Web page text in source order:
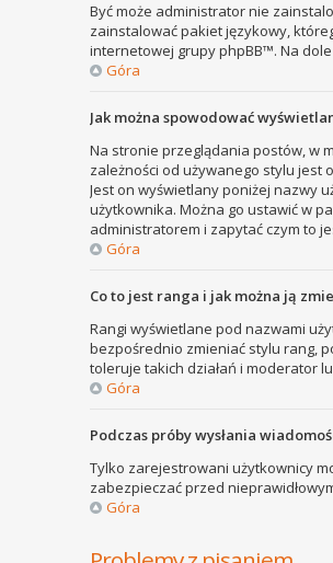
Być może administrator nie
zainstalować pakiet językowy,
internetowej grupy phpBB™. Na
Góra
Jak można spowodować
Na stronie przeglądania postów, w
zależności od używanego stylu jest
Jest on wyświetlany poniżej nazwy
użytkownika. Można go ustawić w
administratorem i zapytać czym to
Góra
Co to jest ranga i jak można ją
Rangi wyświetlane pod nazwami
bezpośrednio zmieniać stylu rang,
toleruje takich działań i moderator
Góra
Podczas próby wysłania
Tylko zarejestrowani użytkownicy
zabezpieczać przed
Góra